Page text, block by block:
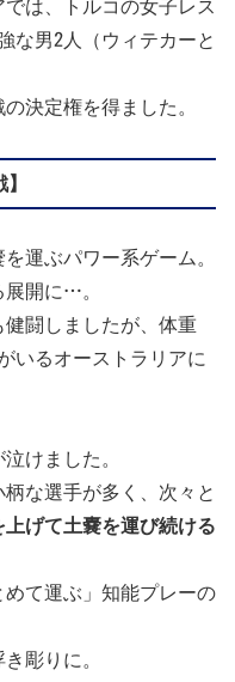
は、トルコの女子レス
な男2人（ウィテカーと
決定権を得ました。
運ぶパワー系ゲーム。
展開に…。
健闘しましたが、体重
いるオーストラリアに
泣けました。
な選手が多く、次々と
げて土嚢を運び続ける
て運ぶ」知能プレーの
彫りに。